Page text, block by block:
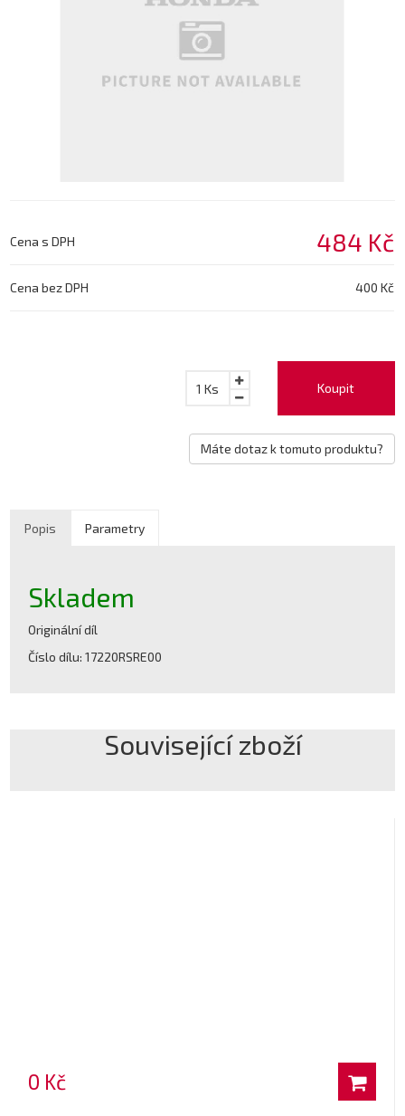
Cena s DPH 484 Kč
Cena bez DPH 400 Kč
Koupit
1 Ks
Máte dotaz k tomuto produktu?
Popis Parametry
Skladem
Originální díl
Číslo dílu: 17220RSRE00
Související zboží
0 Kč